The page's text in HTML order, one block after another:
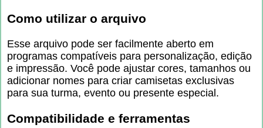
Como utilizar o arquivo
Esse arquivo pode ser facilmente aberto em
programas compatíveis para personalização, edição
e impressão. Você pode ajustar cores, tamanhos ou
adicionar nomes para criar camisetas exclusivas
para sua turma, evento ou presente especial.
Compatibilidade e ferramentas